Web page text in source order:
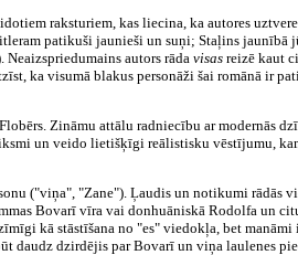
raksturiem, kas liecina, ka autores
patikuši jaunieši un suņi; Staļins
autors rāda visas reizē kaut
ka visumā blakus personāži šai romānā ir
Zināmu attālu radniecību ar modernās
un veido lietišķīgi reālistisku vēstījumu,
("viņa", "Zane"). Ļaudis un notikumi
Bovarī vīra vai donhuāniskā Rodolfa un
kā stāstīšana no "es" viedokļa, bet manāmi
daudz dzirdējis par Bovarī un viņa laulenes